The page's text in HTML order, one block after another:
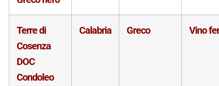
Terre di
Cosenza
DOC
Condoleo
Calabria Greco Vino